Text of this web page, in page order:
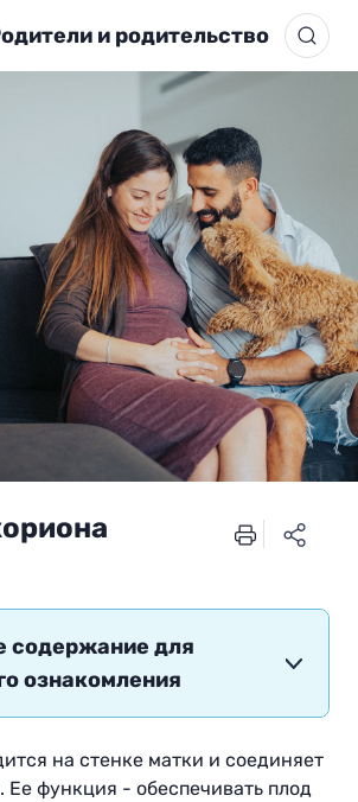
и родительство
содержание для
ознакомления
на стенке матки и соединяет
Ее функция - обеспечивать плод